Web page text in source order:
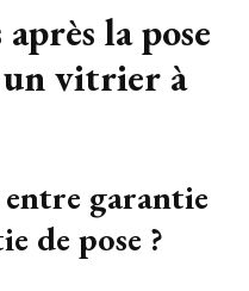
la pose
vitrier à
entre garantie
de pose ?